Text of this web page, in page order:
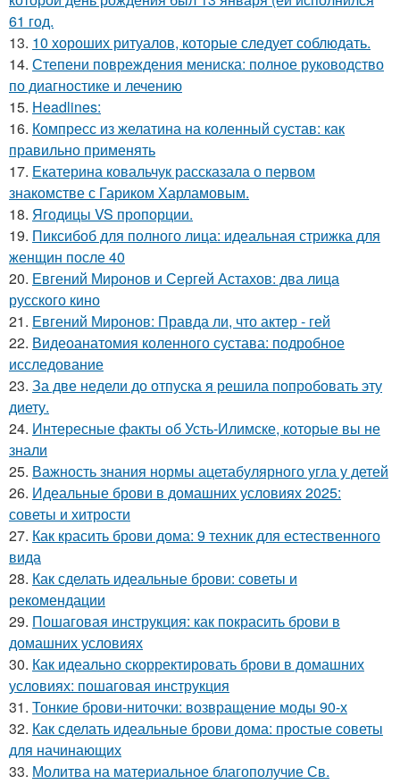
61 год.
13. 10 хороших ритуалов, которые следует соблюдать.
14. Степени повреждения мениска: полное руководство
по диагностике и лечению
15. Headlines:
16. Компресс из желатина на коленный сустав: как
правильно применять
17. Екатерина ковальчук рассказала о первом
знакомстве с Гариком Харламовым.
18. Ягодицы VS пропорции.
19. Пиксибоб для полного лица: идеальная стрижка для
женщин после 40
20. Евгений Миронов и Сергей Астахов: два лица
русского кино
21. Евгений Миронов: Правда ли, что актер - гей
22. Видеоанатомия коленного сустава: подробное
исследование
23. За две недели до отпуска я решила попробовать эту
диету.
24. Интересные факты об Усть-Илимске, которые вы не
знали
25. Важность знания нормы ацетабулярного угла у детей
26. Идеальные брови в домашних условиях 2025:
советы и хитрости
27. Как красить брови дома: 9 техник для естественного
вида
28. Как сделать идеальные брови: советы и
рекомендации
29. Пошаговая инструкция: как покрасить брови в
домашних условиях
30. Как идеально скорректировать брови в домашних
условиях: пошаговая инструкция
31. Тонкие брови-ниточки: возвращение моды 90-х
32. Как сделать идеальные брови дома: простые советы
для начинающих
33. Молитва на материальное благополучие Св.